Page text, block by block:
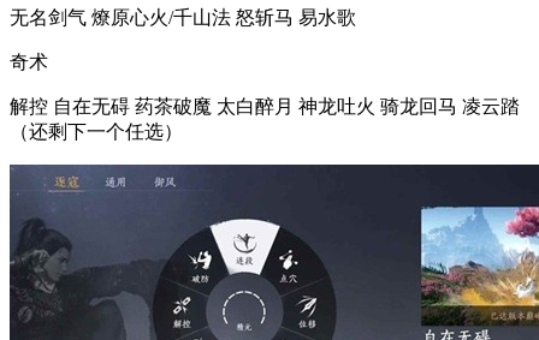
无名剑气 燎原心火/千山法 怒斩马 易水歌
奇术
解控 自在无碍 药茶破魔 太白醉月 神龙吐火 骑龙回马 凌云踏
（还剩下一个任选）